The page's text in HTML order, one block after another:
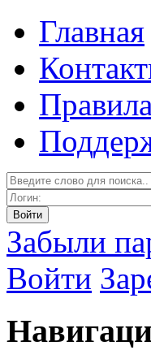
Главная
Правила
Забыли
Войти